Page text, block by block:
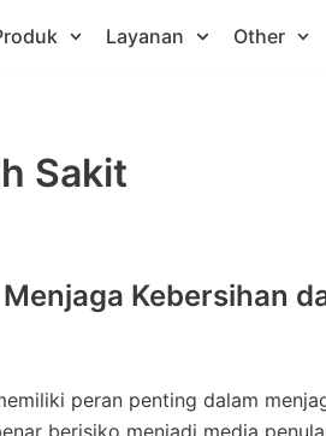
Layanan Other
Sakit
Kebersihan
peran penting dalam
berisiko menjadi media